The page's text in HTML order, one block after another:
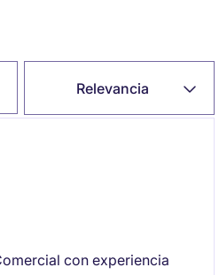
Relevancia
con experiencia